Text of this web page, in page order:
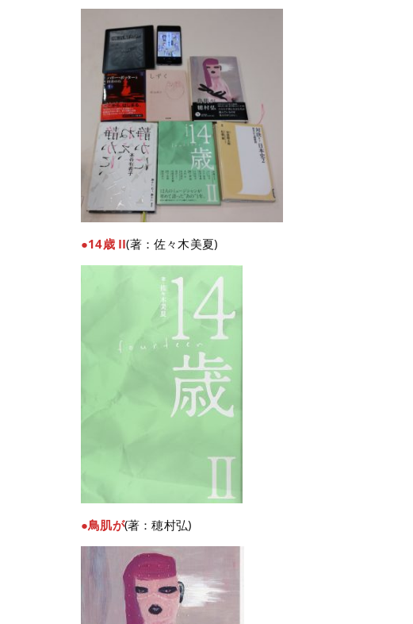
●14歳 II(著：佐々木美夏)
●鳥肌が(著：穂村弘)